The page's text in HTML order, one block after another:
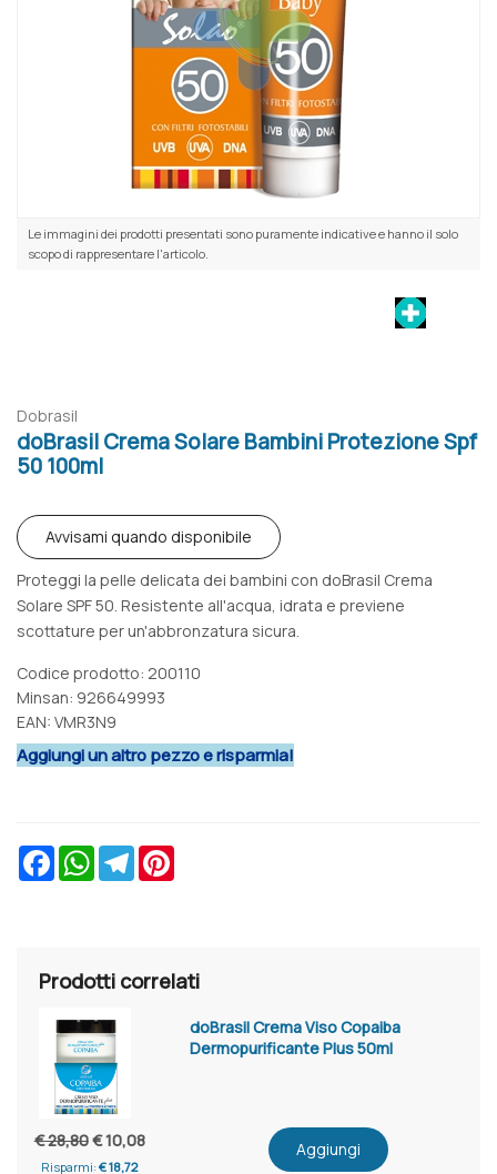
Le immagini dei prodotti presentati sono puramente indicative e hanno il solo
scopo di rappresentare l'articolo.
Dobrasil
doBrasil Crema Solare Bambini Protezione Spf
50 100ml
Avvisami quando disponibile
Proteggi la pelle delicata dei bambini con doBrasil Crema
Solare SPF 50. Resistente all'acqua, idrata e previene
scottature per un'abbronzatura sicura.
Codice prodotto: 200110
Minsan: 926649993
EAN: VMR3N9
Aggiungi un altro pezzo e risparmia!
FacebookWhatsAppTelegram
Prodotti correlati
doBrasil Crema Viso Copaiba
Dermopurificante Plus 50ml
€ 28,80€ 10,08
Risparmi:€ 18,72
Aggiungi